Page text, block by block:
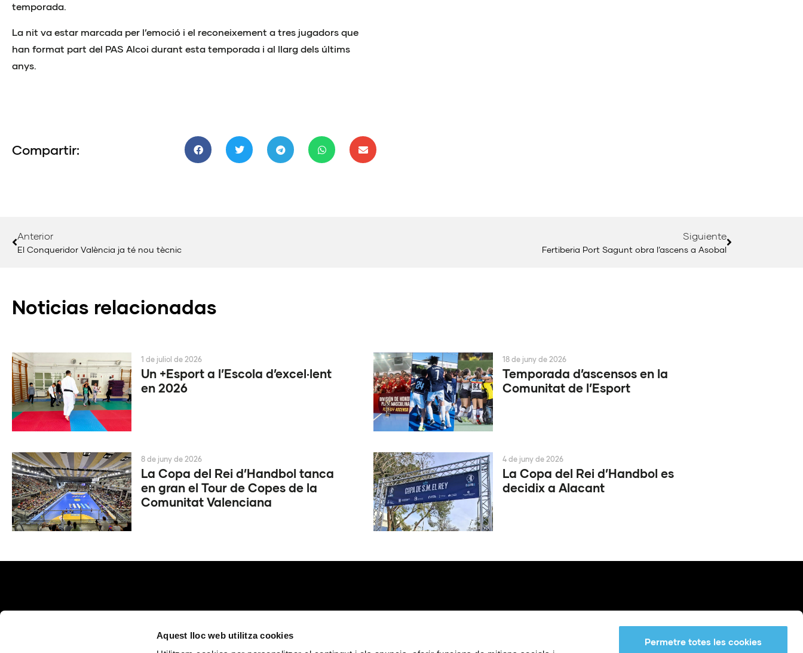
Aquest lloc web utilitza cookies
Permetre totes les cookies
temporada.
La nit va estar marcada per l’emoció i el reconeixement a tres jugadors que
han format part del PAS Alcoi durant esta temporada i al llarg dels últims
anys.
Compartir:
Anterior
El Conqueridor València ja té nou tècnic
Siguiente
Fertiberia Port Sagunt obra l’ascens a Asobal
Noticias relacionadas
Un +Esport a l’Escola d’excel·lent
en 2026
1 de juliol de 2026
Temporada d’ascensos en la
Comunitat de l’Esport
18 de juny de 2026
La Copa del Rei d’Handbol tanca
en gran el Tour de Copes de la
Comunitat Valenciana
8 de juny de 2026
La Copa del Rei d’Handbol es
decidix a Alacant
4 de juny de 2026